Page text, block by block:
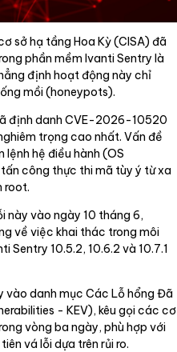
sở hạ tầng Hoa Kỳ (CISA) đã
phần mềm Ivanti Sentry là
định hoạt động này chỉ
mồi (honeypots).
định danh CVE-2026-10520
trọng cao nhất. Vấn đề
hệ điều hành (OS
công thực thi mã tùy ý từ xa
root.
này vào ngày 10 tháng 6,
về việc khai thác trong môi
Sentry 10.5.2, 10.6.2 và 10.7.1
vào danh mục Các Lỗ hổng Đã
- KEV), kêu gọi các cơ
vòng ba ngày, phù hợp với
vá lỗi dựa trên rủi ro.